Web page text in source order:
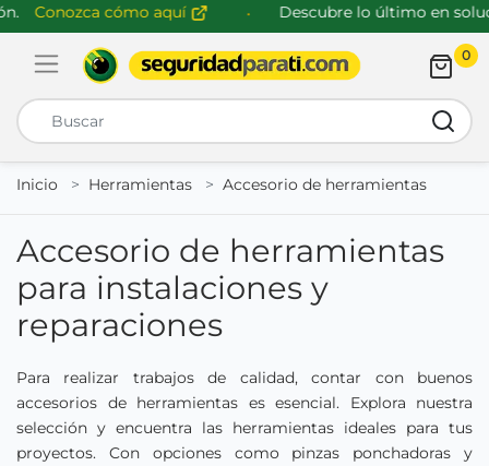
Conozca cómo aquí Descubre lo último en
Abrir menú de navegación
0
Inicio
Herramientas Accesorio de herramientas
Accesorio de herramientas
para instalaciones y
reparaciones
Para realizar trabajos de calidad, contar con buenos
accesorios de herramientas es esencial. Explora nuestra
selección y encuentra las herramientas ideales para tus
proyectos. Con opciones como pinzas ponchadoras y